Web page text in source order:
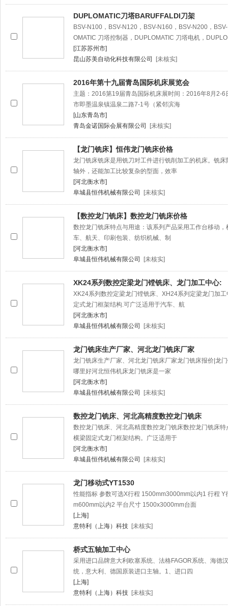
DUPLOMATIC刀塔BARUFFALDI刀架
BSV-N100，BSV-N120，BSV-N160，BSV-N200，
OMATIC 刀塔控制器，DUPLOMATIC 刀塔电机，DUPLO
[江苏苏州市]
昆山苏美自动化科技有限公司
[未核实]
2016年第十九届青岛国际机床展览会
主题：2016第19届青岛国际机床展时间：2016年8月2-
市即墨温泉镇温泉二路7-1号（紧邻滨海
[山东青岛市]
青岛金诺国际会展有限公司
[未核实]
【龙门铣床】恒伟龙门铣床价格
龙门铣床铣床是用铣刀对工件进行铣削加工的机床。铣
轴外，还能加工比较复杂的型面，效率
[河北衡水市]
阜城县恒伟机械有限公司
[未核实]
【数控龙门铣床】数控龙门铣床价格
数控龙门铣床特点与用途：该系列产品采用工作台移动
车、航天、印刷包装、纺织机械、制
[河北衡水市]
阜城县恒伟机械有限公司
[未核实]
XK24系列数控定梁龙门镗铣床、龙门加工中心:
XK24系列数控定梁龙门镗铣床、XH24系列定梁龙门加
定式龙门框架结构.可广泛适用于汽车、航
[河北衡水市]
阜城县恒伟机械有限公司
[未核实]
龙门铣床生产厂家、河北龙门铣床厂家
龙门铣床生产厂家、河北龙门铣床厂家龙门铣床报价|龙
哪里好河北恒伟机床龙门铣床是一家
[河北衡水市]
阜城县恒伟机械有限公司
[未核实]
数控龙门铣床、河北高精度数控龙门铣床
数控龙门铣床、河北高精度数控龙门铣床数控龙门铣床
横梁固定式龙门框架结构。广泛适用于
[河北衡水市]
阜城县恒伟机械有限公司
[未核实]
龙门移动式YT1530
性能指标 参数可选X行程 1500mm3000mm以内1 行程
m600mm以内2 平台尺寸 1500x3000mm台面
[上海]
意特利（上海）科技 [未核实]
桥式五轴加工中心
采用进口品牌意大利欧塞系统、法格FAGOR系统、海德
统，意大利、德国原装进口主轴。1、进口四
[上海]
意特利（上海）科技 [未核实]